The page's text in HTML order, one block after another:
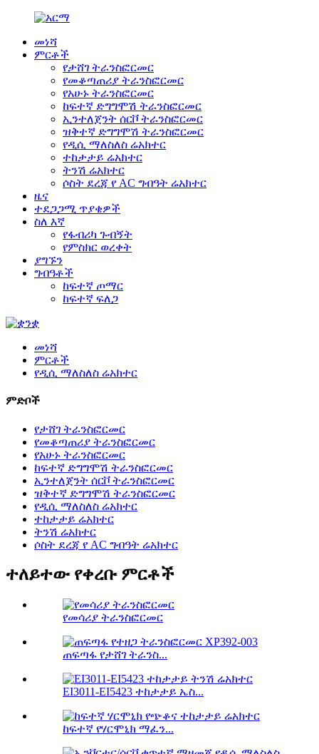
መነሻ
ምርቶች
የታሸገ ትራንስፎርመር
የመቆጣጠሪያ ትራንስፎርመር
የአሁኑ ትራንስፎርመር
ከፍተኛ ድግግሞሽ ትራንስፎርመር
ኢንተለጀንት ሰርቮ ትራንስፎርመር
ዝቅተኛ ድግግሞሽ ትራንስፎርመር
የዲሲ ማለስለስ ሬአክተር
ተከታታይ ሬአክተር
ትንሽ ሬአክተር
ሶስት ደረጃ የ AC ግብዓት ሬአክተር
ዜና
ተደጋጋሚ ጥያቄዎች
ስለ እኛ
የፋብሪካ ጉብኝት
የምስክር ወረቀት
ያግኙን
ግብዓቶች
ከፍተኛ ጦማር
ከፍተኛ ፍለጋ
መነሻ
ምርቶች
የዲሲ ማለስለስ ሬአክተር
ምድቦች
የታሸገ ትራንስፎርመር
የመቆጣጠሪያ ትራንስፎርመር
የአሁኑ ትራንስፎርመር
ከፍተኛ ድግግሞሽ ትራንስፎርመር
ኢንተለጀንት ሰርቮ ትራንስፎርመር
ዝቅተኛ ድግግሞሽ ትራንስፎርመር
የዲሲ ማለስለስ ሬአክተር
ተከታታይ ሬአክተር
ትንሽ ሬአክተር
ሶስት ደረጃ የ AC ግብዓት ሬአክተር
ተለይተው የቀረቡ ምርቶች
የመሳሪያ ትራንስፎርመር
ጠፍጣፋ የታሸገ ትራንስ...
EI3011-EI5423 ተከታታይ ኤስ...
ከፍተኛ የሃርሞኒክ ማፈን...